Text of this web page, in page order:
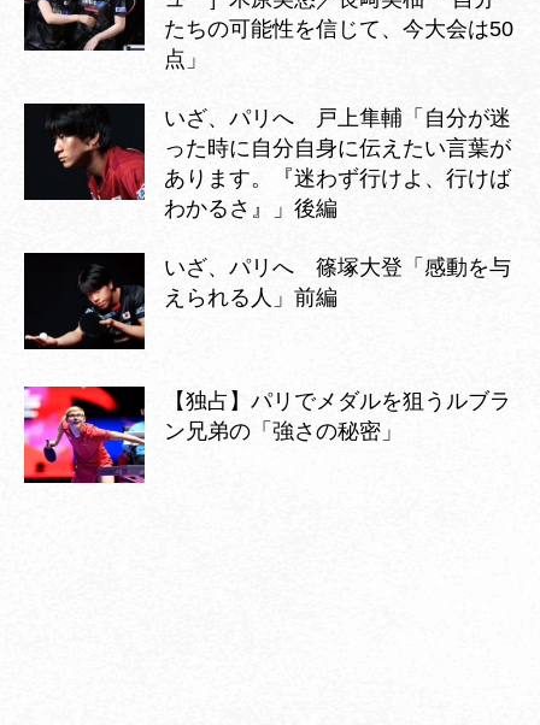
たちの可能性を信じて、今大会は50
点」
いざ、パリへ 戸上隼輔「自分が迷
った時に自分自身に伝えたい言葉が
あります。『迷わず行けよ、行けば
わかるさ』」後編
いざ、パリへ 篠塚大登「感動を与
えられる人」前編
【独占】パリでメダルを狙うルブラ
ン兄弟の「強さの秘密」